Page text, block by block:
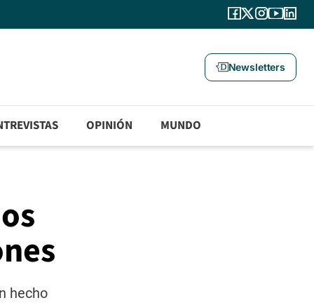
Newsletters
OPINIÓN MUNDO
hecho